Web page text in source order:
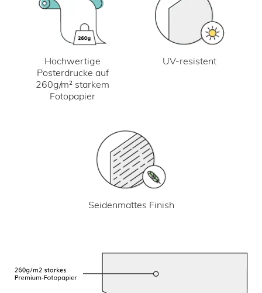
Hochwertige
Posterdrucke auf
260g/m² starkem
Fotopapier
UV-resistent
Seidenmattes Finish